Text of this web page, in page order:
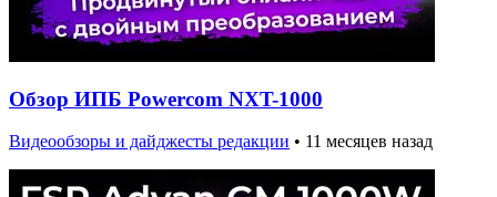
Обзор ИПБ Powercom NXT-1000
Видеообзоры и дайджесты редакции • 11 месяцев назад